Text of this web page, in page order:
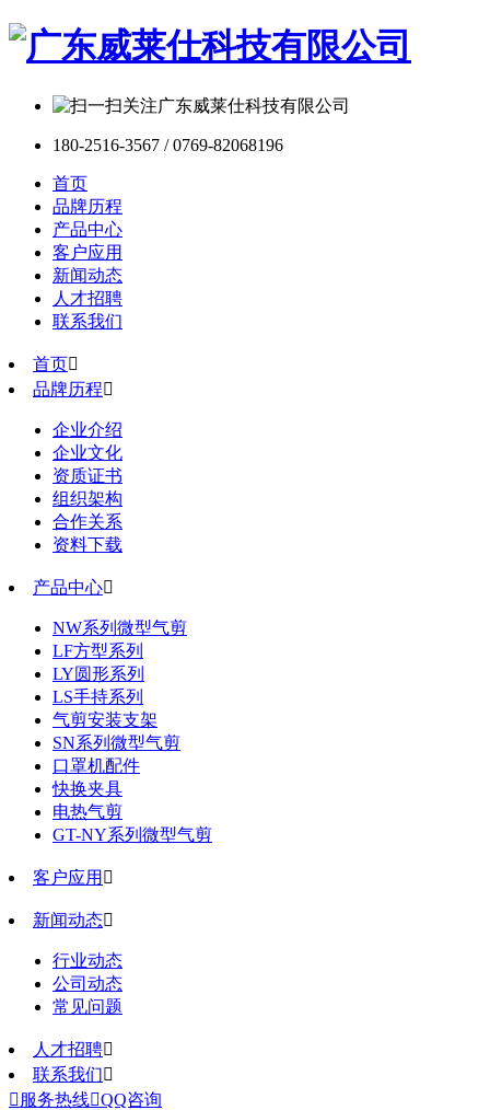
180-2516-3567 / 0769-82068196
首页
品牌历程
产品中心
客户应用
新闻动态
人才招聘
联系我们
首页
品牌历程
企业介绍
企业文化
资质证书
组织架构
合作关系
资料下载
产品中心
NW系列微型气剪
LF方型系列
LY圆形系列
LS手持系列
气剪安装支架
SN系列微型气剪
口罩机配件
快换夹具
电热气剪
GT-NY系列微型气剪
客户应用 
新闻动态
行业动态
公司动态
常见问题
人才招聘
联系我们
 服务热线QQ咨询